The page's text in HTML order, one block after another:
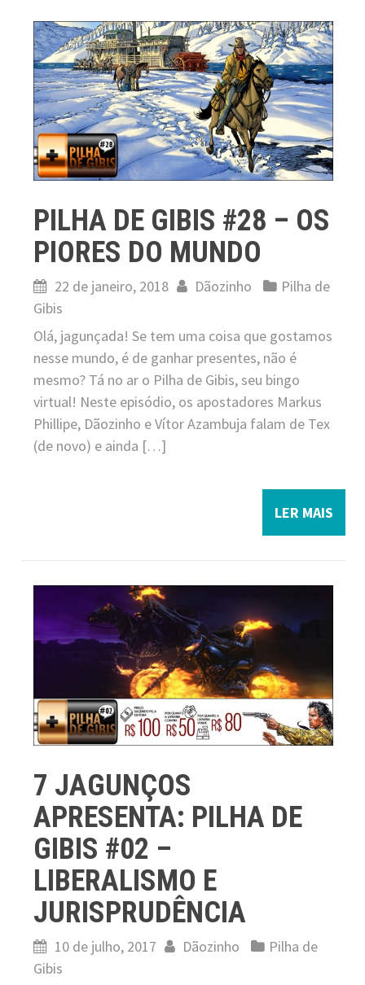
PILHA DE GIBIS #28 – OS
PIORES DO MUNDO
22 de janeiro, 2018 Dãozinho
Pilha de
Gibis
Olá, jagunçada! Se tem uma coisa que gostamos
nesse mundo, é de ganhar presentes, não é
mesmo? Tá no ar o Pilha de Gibis, seu bingo
virtual! Neste episódio, os apostadores Markus
Phillipe, Dãozinho e Vítor Azambuja falam de Tex
(de novo) e ainda […]
LER MAIS
7 JAGUNÇOS
APRESENTA: PILHA DE
GIBIS #02 –
LIBERALISMO E
JURISPRUDÊNCIA
10 de julho, 2017 Dãozinho
Pilha de
Gibis